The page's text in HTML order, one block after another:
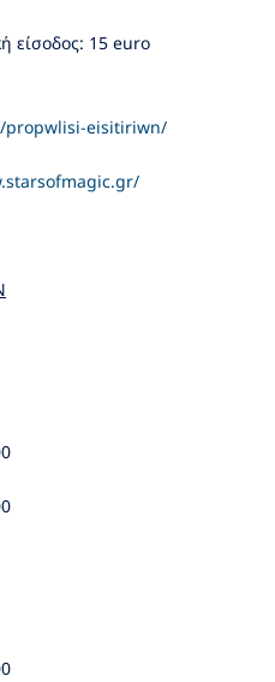
είσοδος: 15 euro
propwlisi-eisitiriwn/